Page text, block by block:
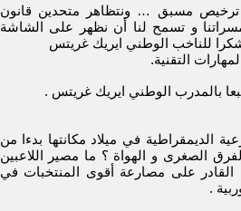
ترخيص مسبق … ونتظاهر متحدين قانون
مسراتنا و تسمح لنا أن نظهر على الشاشة
للناخب الوطني ايريك غريتس
التقنية.
بالمدرب الوطني ايريك غريتس .
الديمقراطية في ميلاد مكانتها بدءا من
الصغرى و الهواة ؟ ما مصير اللاعبين
القادر على مصارعة أقوى المنتخبات في
.